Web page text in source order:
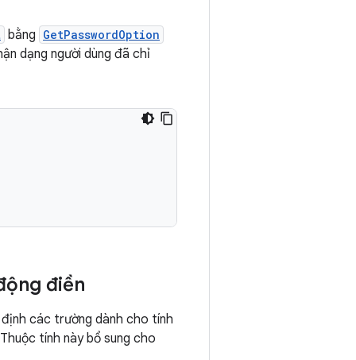
bằng GetPasswordOption
dạng người dùng đã chỉ
điền
các trường dành cho tính
tính này bổ sung cho